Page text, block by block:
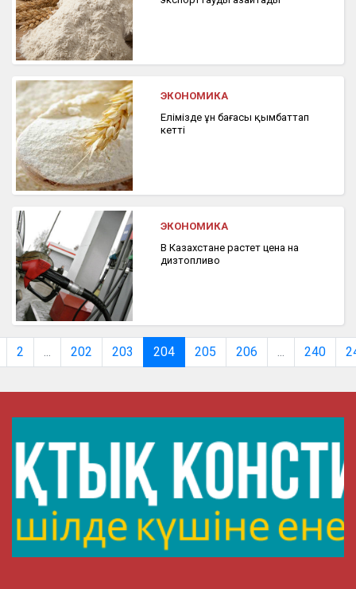
ЭКОНОМИКА
Елімізде ұн бағасы қымбаттап
кетті
ЭКОНОМИКА
В Казахстане растет цена на
дизтопливо
2 ... 202 203 204 205 206 ... 240